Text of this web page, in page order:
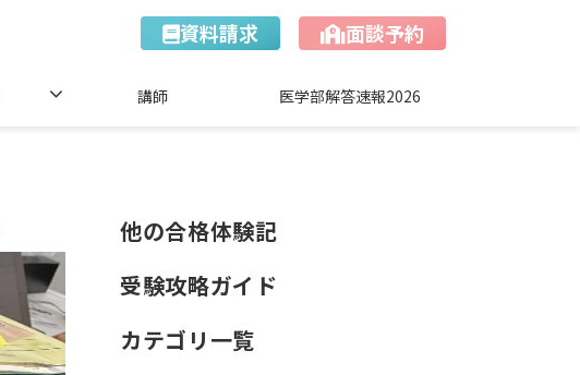
資料請求 面談予約
講師 医学部解答速報2026
他の合格体験記
受験攻略ガイド
カテゴリ一覧